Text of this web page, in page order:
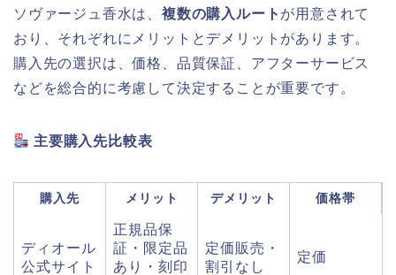
ソヴァージュ香水は、 複数の購入ルート が用意されて
おり、それぞれにメリットとデメリットがあります。
購入先の選択は、価格、品質保証、アフターサービス
などを総合的に考慮して決定することが重要です。
主要購入先比較表
購入先 メリット デメリット 価格帯
ディオール
公式サイト
正規品保
証・限定品
あり・刻印
定価販売・
割引なし
定価